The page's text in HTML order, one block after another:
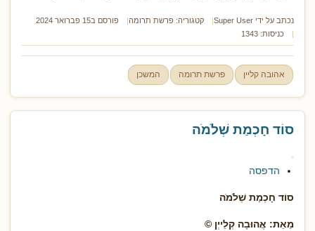
נכתב על ידי Super User קטגוריה: פרשת תרומה
פורסם ב15 פברואר 2024
כניסות: 1343
אהובה קליין פרשת תרומה המשכן
סוֹד חָכְמַת שְׁלֹמֹה
הדפסה
סוֹד חָכְמַת שְׁלֹמֹה
מֵאֵת: אֲהוּבָה קְלַייְן ©